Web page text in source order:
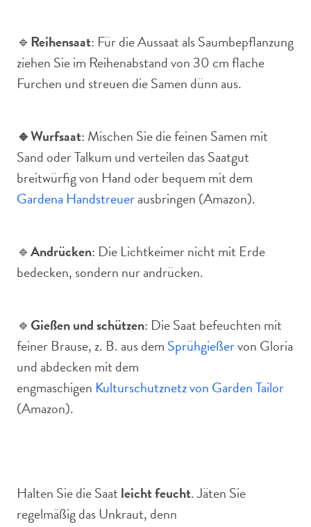
🔹 Reihensaat: Für die Aussaat als Saumbepflanzung
ziehen Sie im Reihenabstand von 30 cm flache
Furchen und streuen die Samen dünn aus.
🔹Wurfsaat: Mischen Sie die feinen Samen mit
Sand oder Talkum und verteilen das Saatgut
breitwürfig von Hand oder bequem mit dem
Gardena Handstreuerausbringen (Amazon).
🔹Andrücken: Die Lichtkeimer nicht mit Erde
bedecken, sondern nur andrücken.
🔹 Gießen und schützen: Die Saat befeuchten mit
feiner Brause, z. B. aus dem Sprühgießervon Gloria
und abdecken mit dem
engmaschigen Kulturschutznetz von Garden Tailor
(Amazon).
Halten Sie die Saat leicht feucht. Jäten Sie
regelmäßig das Unkraut, denn